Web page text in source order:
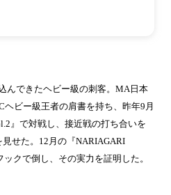
んできたヘビー級の刺客。MA日本
ビー級王者の肩書を持ち、昨年9月
』で対戦し、接近戦の打ち合いを
せた。12月の『NARIAGARI
クで倒し、その実力を証明した。